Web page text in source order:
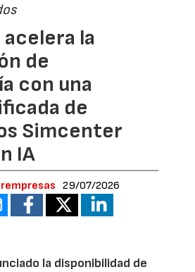
la
de
con una
de
Simcenter
IA
29/07/2026
la disponibilidad de